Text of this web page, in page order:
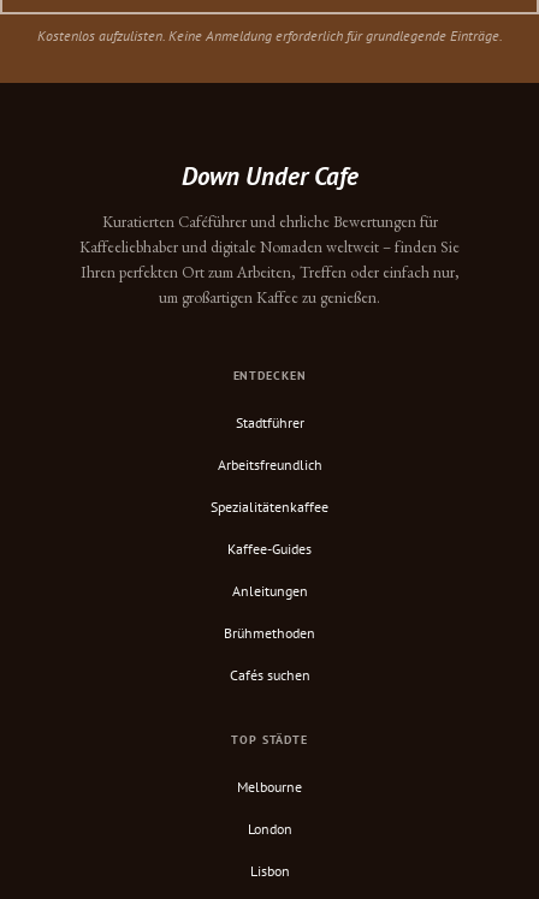
Kostenlos aufzulisten. Keine Anmeldung erforderlich für grundlegende Einträge.
Down Under Cafe
Kuratierten Caféführer und ehrliche Bewertungen für
Kaffeeliebhaber und digitale Nomaden weltweit – finden Sie
Ihren perfekten Ort zum Arbeiten, Treffen oder einfach nur,
um großartigen Kaffee zu genießen.
ENTDECKEN
Stadtführer
Arbeitsfreundlich
Spezialitätenkaffee
Kaffee-Guides
Anleitungen
Brühmethoden
Cafés suchen
TOP STÄDTE
Melbourne
London
Lisbon